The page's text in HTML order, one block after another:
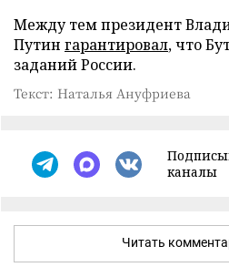
Между тем президент
Путин гарантировал, что
заданий России.
Текст: Наталья Ануфриева
каналы
Читать